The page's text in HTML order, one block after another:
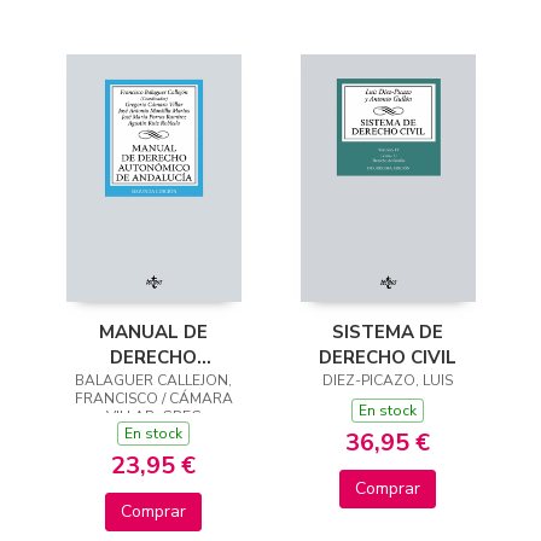
MANUAL DE
DERECHO
AUTONÓMICO DE
ANDALUCÍA
BALAGUER CALLEJON,
FRANCISCO / CÁMARA
VILLAR, GREG
En stock
23,95 €
Comprar
SISTEMA DE
DERECHO CIVIL
DIEZ-PICAZO, LUIS
En stock
36,95 €
Comprar